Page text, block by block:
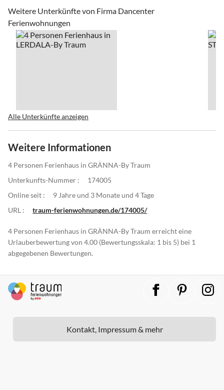
Weitere Unterkünfte von Firma Dancenter
Ferienwohnungen
Alle Unterkünfte anzeigen
Weitere Informationen
4 Personen Ferienhaus in GRÄNNA-By Traum
Unterkunfts-Nummer :
174005
Online seit :
9 Jahre und 3 Monate und 4 Tage
URL :
traum-ferienwohnungen.de/174005/
4 Personen Ferienhaus in GRÄNNA-By Traum erreicht eine
Urlauberbewertung von 4.00 (Bewertungsskala: 1 bis 5) bei 1
abgegebenen Bewertungen.
Kontakt, Impressum & mehr